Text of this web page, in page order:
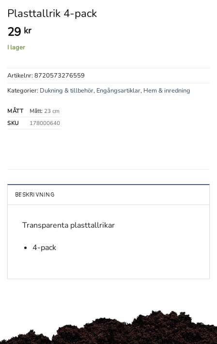
Plasttallrik 4-pack
29 kr
I lager
Artikelnr: 8720573276559
Kategorier: Dukning & tillbehör, Engångsartiklar, Hem & inredning
MÅTT Mått:23 cm
SKU
178000640
BESKRIVNING
Transparenta plasttallrikar
4-pack